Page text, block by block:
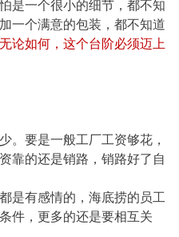
是一个很小的细节，都不知
一个满意的包装，都不知道
无论如何，这个台阶必须迈上
。要是一般工厂工资够花，
靠的还是销路，销路好了自
是有感情的，海底捞的员工
件，更多的还是要相互关